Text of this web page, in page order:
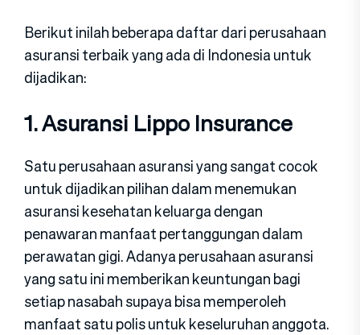
Berikut inilah beberapa daftar dari perusahaan
asuransi terbaik yang ada di Indonesia untuk
dijadikan:
1. Asuransi Lippo Insurance
Satu perusahaan asuransi yang sangat cocok
untuk dijadikan pilihan dalam menemukan
asuransi kesehatan keluarga dengan
penawaran manfaat pertanggungan dalam
perawatan gigi. Adanya perusahaan asuransi
yang satu ini memberikan keuntungan bagi
setiap nasabah supaya bisa memperoleh
manfaat satu polis untuk keseluruhan anggota.